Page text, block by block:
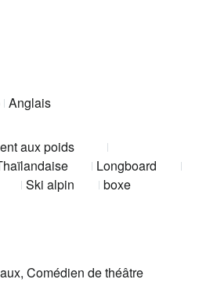
Anglais
aux poids
Longboard
Ski alpin
boxe
Comédien de théâtre